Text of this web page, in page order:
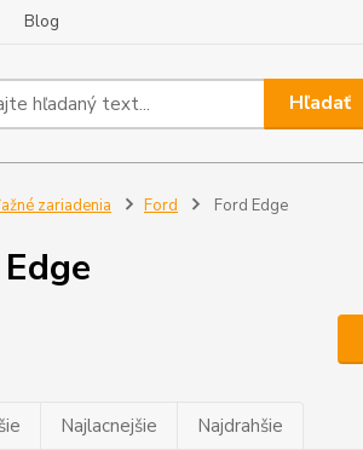
Blog
Hľadať
zariadenia Ford Ford Edge
Najlacnejšie Najdrahšie